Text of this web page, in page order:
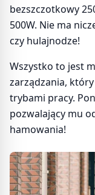
bezszczotkowy
500W. Nie ma
czy hulajnodze!
Wszystko to jest
zarządzania, który
trybami pracy.
pozwalający mu
hamowania!